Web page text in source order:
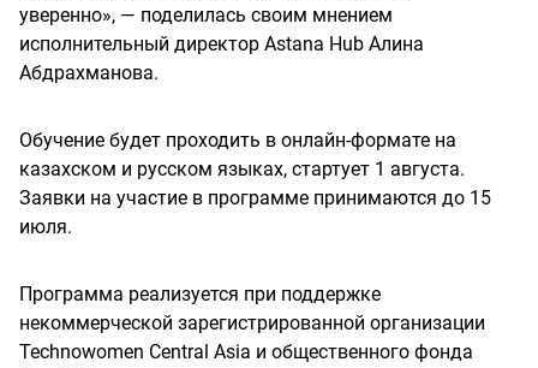
уверенно», — поделилась своим мнением
исполнительный директор Astana Hub Алина
Абдрахманова.
Обучение будет проходить в онлайн-формате на
казахском и русском языках, стартует 1 августа.
Заявки на участие в программе принимаются до 15
июля.
Программа реализуется при поддержке
некоммерческой зарегистрированной организации
Technowomen Central Asia и общественного фонда